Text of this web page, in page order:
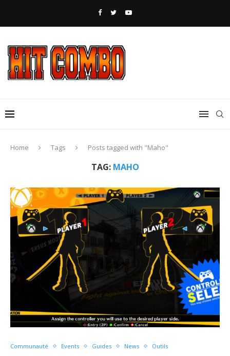
Home Tags Posts tagged with "Maho"
TAG: MAHO
Communauté Events Guides News Outils